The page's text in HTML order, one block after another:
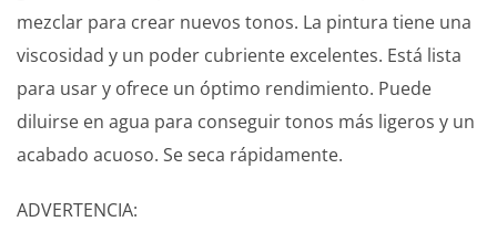
mezclar para crear nuevos tonos. La pintura tiene una
viscosidad y un poder cubriente excelentes. Está lista
para usar y ofrece un óptimo rendimiento. Puede
diluirse en agua para conseguir tonos más ligeros y un
acabado acuoso. Se seca rápidamente.
ADVERTENCIA: